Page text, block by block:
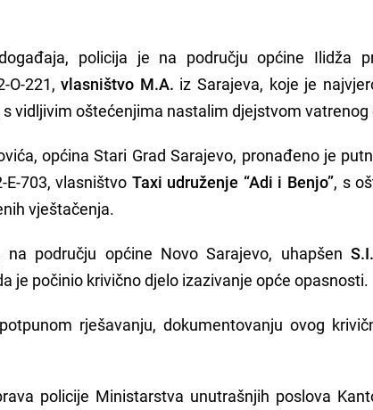
policija je na području općine Ilidža
O-221,vlasništvo M.A. iz Sarajeva, koje je
vidljivim oštećenjima nastalim djejstvom vatrenog
općina Stari Grad Sarajevo, pronađeno je
703, vlasništvo Taxi udruženje “Adi i Benjo”, s
vještačenja.
području općine Novo Sarajevo, uhapšen
je počinio krivično djelo izazivanje opće opasnosti.
rješavanju, dokumentovanju ovog
policije Ministarstva unutrašnjih poslova